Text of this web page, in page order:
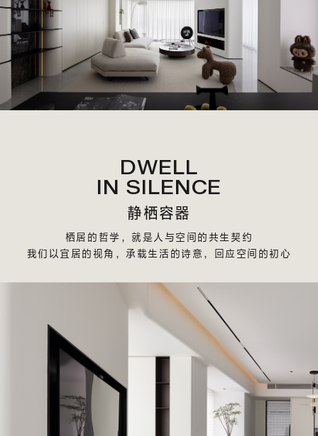
DWELL
IN SILENCE
静栖容器
栖居的哲学，就是人与空间的共生契约
我们以宜居的视角，承载生活的诗意，回应空间的初心